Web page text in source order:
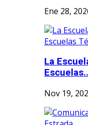
Ene 28,
La
Nov 19,